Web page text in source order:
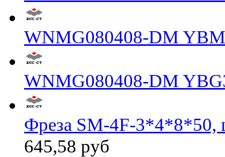
WNMG080408-DM
WNMG080408-DM
Фреза SM-4F-3*4*8*50,
645,58 руб